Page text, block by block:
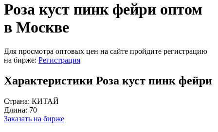
Роза куст пинк фейри оптом
в Москве
Для просмотра оптовых цен на сайте пройдите регистрацию
на бирже: Регистрация
Характеристики Роза куст пинк фейри
Страна: КИТАЙ
Длина: 70
Заказать на бирже